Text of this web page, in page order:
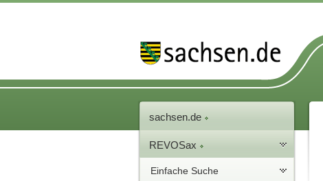
sachsen.de
REVOSax
Einfache Suche